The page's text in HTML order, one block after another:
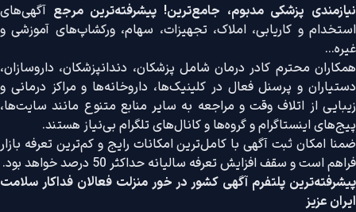
نیازمندی پزشکی مدبوم، جامع‌ترین! پیشرفته‌ترین مرجع آگهی‌های
استخدام و کاریابی، املاک، تجهیزات، سهام، ورکشاپ‌های آموزشی و
غیره...
همکاران محترم کادر درمان شامل پزشکان، دندانپزشکان، داروسازان،
دستیاران و پرسنل فعال در کلینیک‌ها، داروخانه‌ها و مراکز درمانی و
زیبایی از اتلاف وقت و مراجعه به سایر منابع متنوع مانند سایت‌ها،
پیج‌های اینستاگرام و گروه‌ها و کانال‌های تلگرام بی‌نیاز هستند.
ضمنا امکان ثبت آگهی با کامل‌ترین امکانات رایج و کم‌ترین تعرفه بازار
فراهم است و سقف افزایش تعرفه سالیانه حداکثر 50 درصد خواهد بود.
پیشرفته‌ترین پلتفرم آگهی کشور در خور منزلت فعالان فداکار سلامت
ایران عزیز